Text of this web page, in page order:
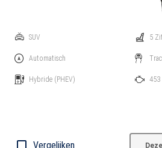
SUV
Automatisch
Hybride (PHEV)
5
453
Vergelijken